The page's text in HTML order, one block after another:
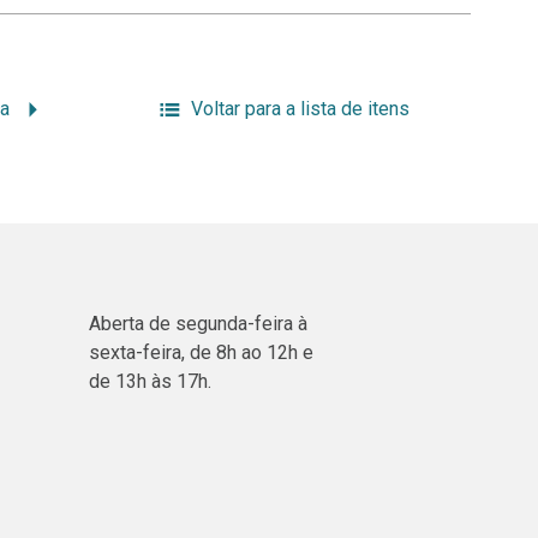
Voltar para a lista de itens
Aberta de segunda-feira à
sexta-feira, de 8h ao 12h e
de 13h às 17h.